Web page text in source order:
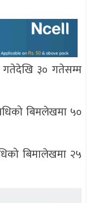
गतेदेखि ३० गतेसम्म
बिमलेखमा ५०
बिमालेखमा २५